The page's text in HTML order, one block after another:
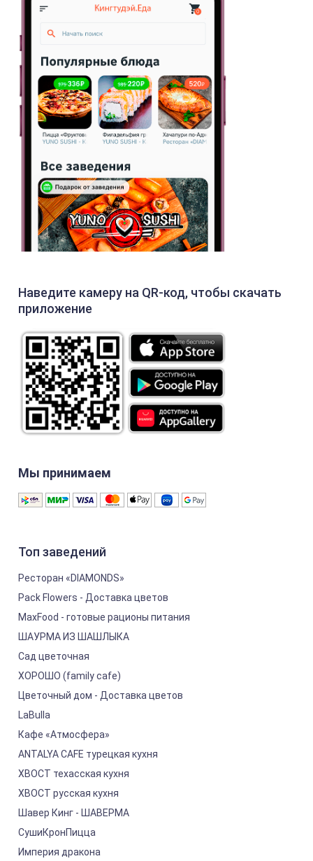
Наведите камеру на QR-код, чтобы скачать
приложение
Мы принимаем
Топ заведений
Ресторан «DIAMONDS»
Pack Flowers - Доставка цветов
MaxFood - готовые рационы питания
ШАУРМА ИЗ ШАШЛЫКА
Сад цветочная
ХОРОШО (family cafe)
Цветочный дом - Доставка цветов
LaBulla
Кафе «Атмосфера»
ANTALYA CAFE турецкая кухня
ХВОСТ техасская кухня
ХВОСТ русская кухня
Шавер Кинг - ШАВЕРМА
СушиКронПицца
Империя дракона